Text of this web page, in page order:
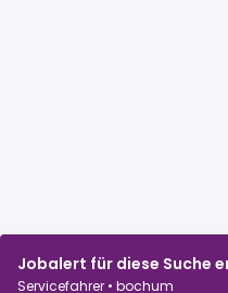
Jobalert für diese Suche
Servicefahrer • bochum